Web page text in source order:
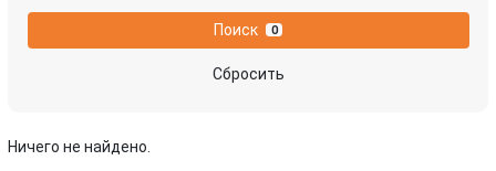
Поиск 0
Сбросить
Ничего не найдено.